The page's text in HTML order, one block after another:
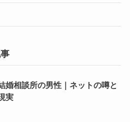
婚相談所の男性｜ネットの噂と
実